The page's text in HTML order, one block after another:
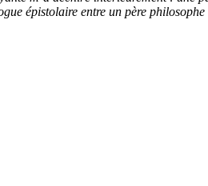
épistolaire entre un père